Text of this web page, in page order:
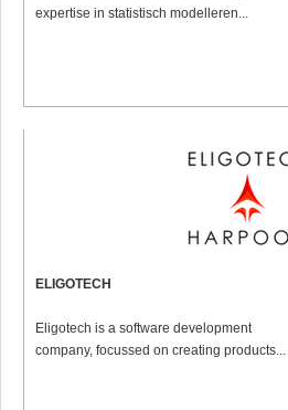
expertise in statistisch modelleren...
ELIGOTECH
Eligotech is a software development
company, focussed on creating products...